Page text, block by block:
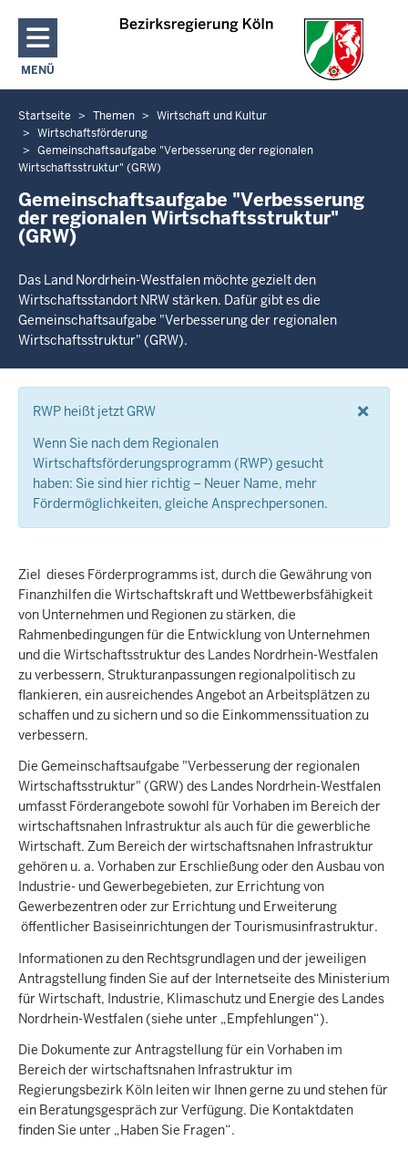
Direkt zum Inhalt
MENÜ
NAVIGATION AKTIVIEREN/DEAKTIVIEREN: HAUPTMENÜ
Sie
befinden
sich
Startseite Themen
Wirtschaft und Kultur
Wirtschaftsförderung
Gemeinschaftsaufgabe "Verbesserung der regionalen
Wirtschaftsstruktur" (GRW)
Gemeinschaftsaufgabe "Verbesserung
der regionalen Wirtschaftsstruktur"
(GRW)
Das Land Nordrhein-Westfalen möchte gezielt den
Wirtschaftsstandort NRW stärken. Dafür gibt es die
Gemeinschaftsaufgabe "Verbesserung der regionalen
Wirtschaftsstruktur" (GRW).
×
RWP heißt jetzt GRW
Wenn Sie nach dem Regionalen
Wirtschaftsförderungsprogramm (RWP) gesucht
haben: Sie sind hier richtig – Neuer Name, mehr
Fördermöglichkeiten, gleiche Ansprechpersonen.
Ziel dieses Förderprogramms ist, durch die Gewährung von
Finanzhilfen die Wirtschaftskraft und Wettbewerbsfähigkeit
von Unternehmen und Regionen zu stärken, die
Rahmenbedingungen für die Entwicklung von Unternehmen
und die Wirtschaftsstruktur des Landes Nordrhein-Westfalen
zu verbessern, Strukturanpassungen regionalpolitisch zu
flankieren, ein ausreichendes Angebot an Arbeitsplätzen zu
schaffen und zu sichern und so die Einkommenssituation zu
verbessern.
Die Gemeinschaftsaufgabe "Verbesserung der regionalen
Wirtschaftsstruktur" (GRW) des Landes Nordrhein-Westfalen
umfasst Förderangebote sowohl für Vorhaben im Bereich der
wirtschaftsnahen Infrastruktur als auch für die gewerbliche
Wirtschaft. Zum Bereich der wirtschaftsnahen Infrastruktur
gehören u. a. Vorhaben zur Erschließung oder den Ausbau von
Industrie- und Gewerbegebieten, zur Errichtung von
Gewerbezentren oder zur Errichtung und Erweiterung
öffentlicher Basiseinrichtungen der Tourismusinfrastruktur.
Informationen zu den Rechtsgrundlagen und der jeweiligen
Antragstellung finden Sie auf der Internetseite des Ministerium
für Wirtschaft, Industrie, Klimaschutz und Energie des Landes
Nordrhein-Westfalen (siehe unter „Empfehlungen“).
Die Dokumente zur Antragstellung für ein Vorhaben im
Bereich der wirtschaftsnahen Infrastruktur im
Regierungsbezirk Köln leiten wir Ihnen gerne zu und stehen für
ein Beratungsgespräch zur Verfügung. Die Kontaktdaten
finden Sie unter „Haben Sie Fragen“.